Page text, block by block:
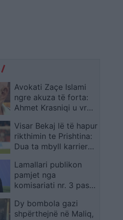
Avokati Zaçe Islami
ngre akuza të forta:
Ahmet Krasniqi u vra
shqiptar në
bashkëpunim me PDK-
në
Visar Bekaj lë të hapur
rikthimin te Prishtina:
Dua ta mbyll karrierën
Lamallari publikon
pamjet nga
komisariati nr. 3 pas
ngjarjen pasojë të
dezinformimit
Dy bombola gazi
shpërthejnë në Maliq,